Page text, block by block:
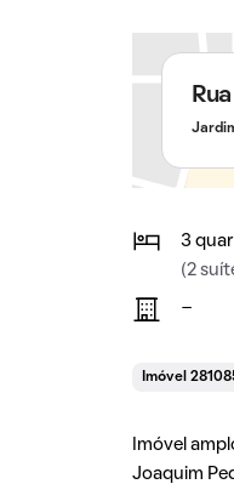
3
(2
-
Imóvel
Imóvel
Joaquim